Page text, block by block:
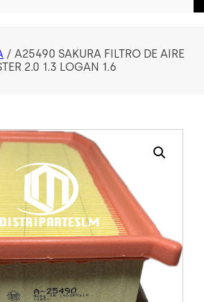
/ A25490 SAKURA FILTRO DE AIRE
2.0 1.3 LOGAN 1.6